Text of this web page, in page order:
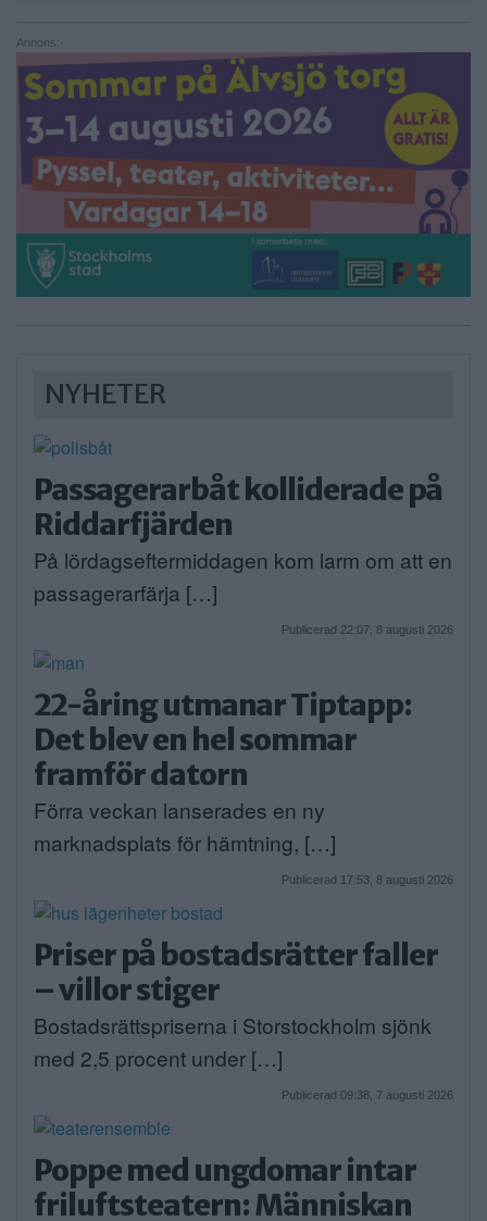
Annons:
NYHETER
Passagerarbåt kolliderade på
Riddarfjärden
På lördagseftermiddagen kom larm om att en
passagerarfärja […]
Publicerad 22:07, 8 augusti 2026
22-åring utmanar Tiptapp:
Det blev en hel sommar
framför datorn
Förra veckan lanserades en ny
marknadsplats för hämtning, […]
Publicerad 17:53, 8 augusti 2026
Priser på bostadsrätter faller
– villor stiger
Bostadsrättspriserna i Storstockholm sjönk
med 2,5 procent under […]
Publicerad 09:38, 7 augusti 2026
Poppe med ungdomar intar
friluftsteatern: Människan